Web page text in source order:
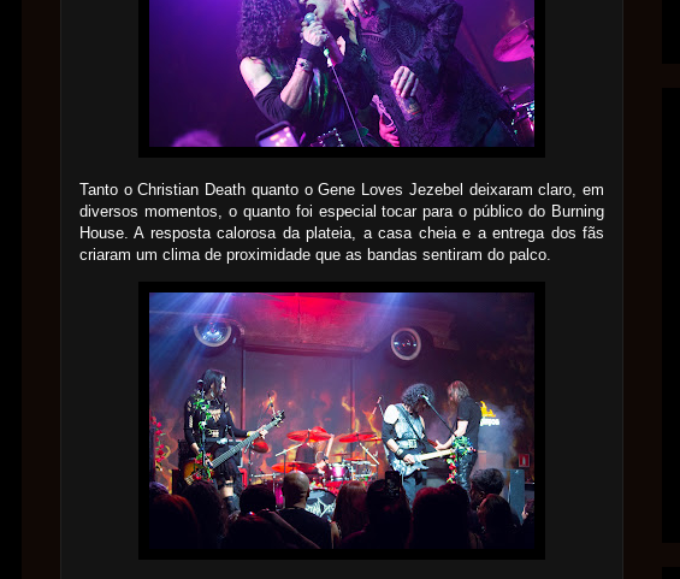
Tanto o Christian Death quanto o Gene Loves Jezebel deixaram claro, em
diversos momentos, o quanto foi especial tocar para o público do Burning
House. A resposta calorosa da plateia, a casa cheia e a entrega dos fãs
criaram um clima de proximidade que as bandas sentiram do palco.